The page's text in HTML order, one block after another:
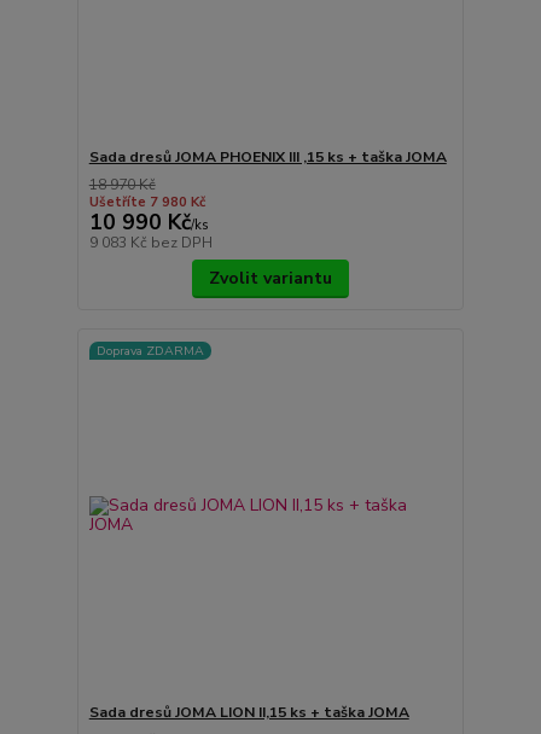
Sada dresů JOMA PHOENIX III ,15 ks + taška JOMA
18 970 Kč
Ušetříte 7 980 Kč
10 990 Kč/ks
9 083 Kč bez DPH
Zvolit variantu
Doprava ZDARMA
Sada dresů JOMA LION II,15 ks + taška JOMA